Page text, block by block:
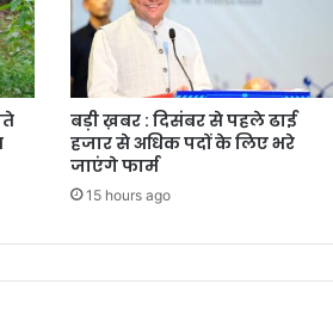
बड़ी ख़बर : दिसंबर से पहले ढाई
हजार से अधिक पदों के लिए भरे
जाएंगे फार्म
15 hours ago